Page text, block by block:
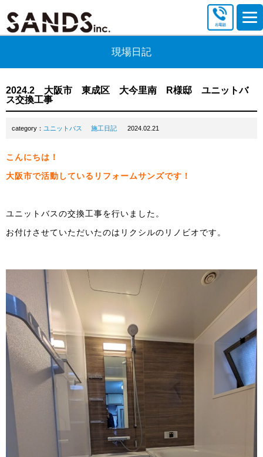
現場日記
2024.2 大阪市 東成区 大今里南 R様邸 ユニットバ
ス交換工事
category： ユニットバス 施工日記 2024.02.21
こんにちは！
大阪市で活動しているリフォームサンズです！
ユニットバスの交換工事を行いました。
お付けさせていただいたのはリクシルのリノビオです。